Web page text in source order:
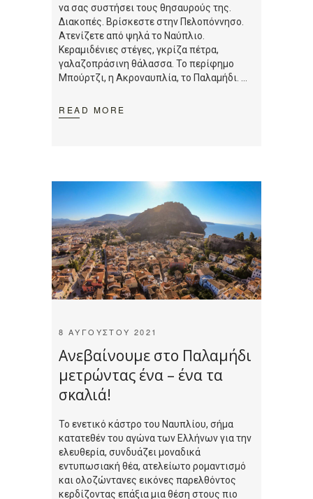
να σας συστήσει τους θησαυρούς της.
Διακοπές. Βρίσκεστε στην Πελοπόννησο.
Ατενίζετε από ψηλά το Ναύπλιο.
Κεραμιδένιες στέγες, γκρίζα πέτρα,
γαλαζοπράσινη θάλασσα. Το περίφημο
Μπούρτζι, η Ακροναυπλία, το Παλαμήδι.
READ MORE
8 ΑΥΓΟΎΣΤΟΥ 2021
Ανεβαίνουμε στο Παλαμήδι
μετρώντας ένα – ένα τα
σκαλιά!
Το ενετικό κάστρο του Ναυπλίου, σήμα
κατατεθέν του αγώνα των Ελλήνων για την
ελευθερία, συνδυάζει μοναδικά
εντυπωσιακή θέα, ατελείωτο ρομαντισμό
και ολοζώντανες εικόνες παρελθόντος
κερδίζοντας επάξια μια θέση στους πιο